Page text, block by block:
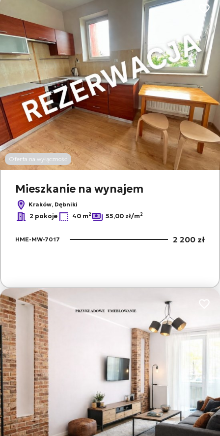
Oferta na wyłączność
Mieszkanie na wynajem
Kraków, Dębniki
2 pokoje 40 m2 55,00 zł/m2
HME-MW-7017 2 200 zł